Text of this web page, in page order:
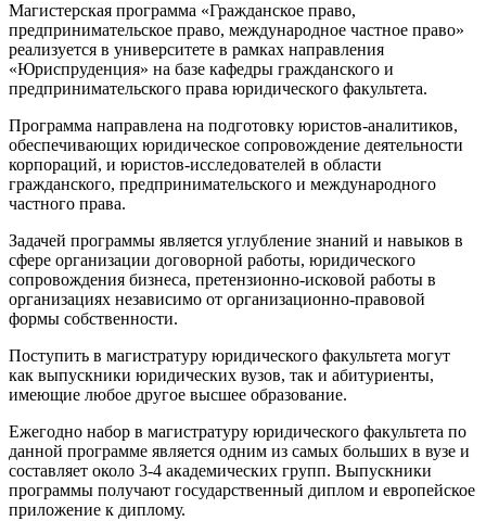
Магистерская программа «Гражданское право,
предпринимательское право, международное частное право»
реализуется в университете в рамках направления
«Юриспруденция» на базе кафедры гражданского и
предпринимательского права юридического факультета.
Программа направлена на подготовку юристов-аналитиков,
обеспечивающих юридическое сопровождение деятельности
корпораций, и юристов-исследователей в области
гражданского, предпринимательского и международного
частного права.
Задачей программы является углубление знаний и навыков в
сфере организации договорной работы, юридического
сопровождения бизнеса, претензионно-исковой работы в
организациях независимо от организационно-правовой
формы собственности.
Поступить в магистратуру юридического факультета могут
как выпускники юридических вузов, так и абитуриенты,
имеющие любое другое высшее образование.
Ежегодно набор в магистратуру юридического факультета по
данной программе является одним из самых больших в вузе и
составляет около 3-4 академических групп. Выпускники
программы получают государственный диплом и европейское
приложение к диплому.